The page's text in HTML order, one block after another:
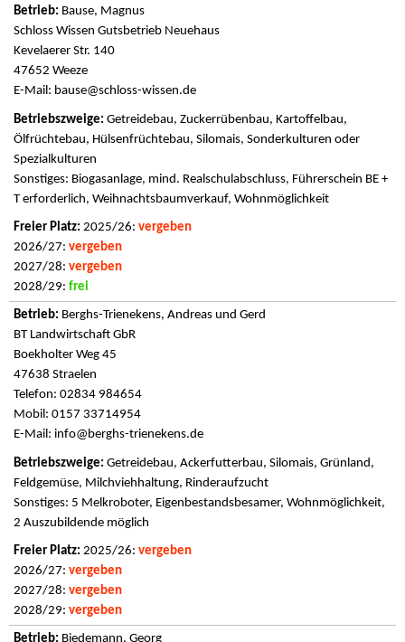
Bause, Magnus
Schloss Wissen Gutsbetrieb Neuehaus
Kevelaerer Str. 140
47652 Weeze
E-Mail: bause@schloss-wissen.de
Getreidebau, Zuckerrübenbau, Kartoffelbau,
Ölfrüchtebau, Hülsenfrüchtebau, Silomais, Sonderkulturen oder
Spezialkulturen
Sonstiges: Biogasanlage, mind. Realschulabschluss, Führerschein BE +
T erforderlich, Weihnachtsbaumverkauf, Wohnmöglichkeit
2025/26: vergeben
2026/27: vergeben
2027/28: vergeben
2028/29: frei
Berghs-Trienekens, Andreas und Gerd
BT Landwirtschaft GbR
Boekholter Weg 45
47638 Straelen
Telefon: 02834 984654
Mobil: 0157 33714954
E-Mail: info@berghs-trienekens.de
Getreidebau, Ackerfutterbau, Silomais, Grünland,
Feldgemüse, Milchviehhaltung, Rinderaufzucht
Sonstiges: 5 Melkroboter, Eigenbestandsbesamer, Wohnmöglichkeit,
2 Auszubildende möglich
2025/26: vergeben
2026/27: vergeben
2027/28: vergeben
2028/29: vergeben
Biedemann, Georg